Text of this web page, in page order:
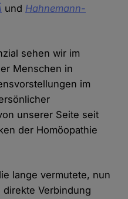
und Hahnemann-
sehen wir im
Menschen in
im
unserer Seite seit
der Homöopathie
lange vermutete, nun
Verbindung